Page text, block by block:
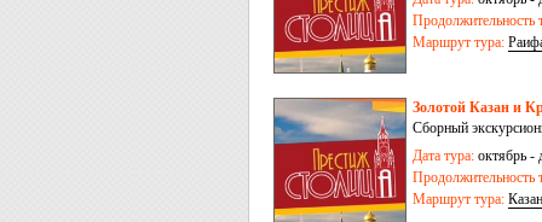
Продолжительность
Маршрут тура:
Золотой Казан и
Сборный
Дата тура: октябрь -
Продолжительность
Маршрут тура: